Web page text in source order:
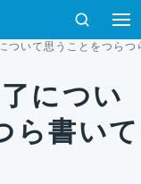
検索
ついて思うことをつらつ
につい
ら書いて